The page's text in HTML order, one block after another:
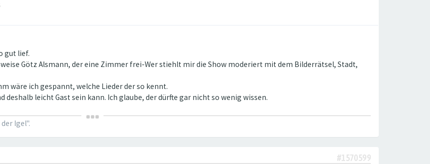
gut lief.
Götz Alsmann, der eine Zimmer frei-Wer stiehlt mir die Show moderiert mit dem Bilderrätsel, Stadt,
wäre ich gespannt, welche Lieder der so kennt.
leicht Gast sein kann. Ich glaube, der dürfte gar nicht so wenig wissen.
Igel".
#1570599